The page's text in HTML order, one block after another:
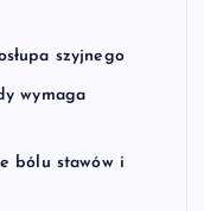
szyjnego
wymaga
bólu stawów i